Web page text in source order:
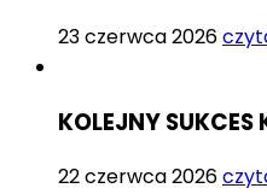
23 czerwca 2026
KOLEJNY
22 czerwca 2026